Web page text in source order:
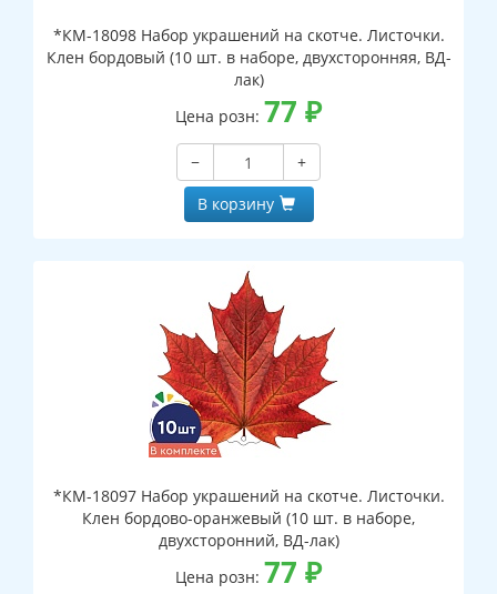
*КМ-18098 Набор украшений на скотче. Листочки.
Клен бордовый (10 шт. в наборе, двухсторонняя, ВД-
лак)
Цена розн: 77 ₽
−
+
В корзину
*КМ-18097 Набор украшений на скотче. Листочки.
Клен бордово-оранжевый (10 шт. в наборе,
двухсторонний, ВД-лак)
Цена розн: 77 ₽